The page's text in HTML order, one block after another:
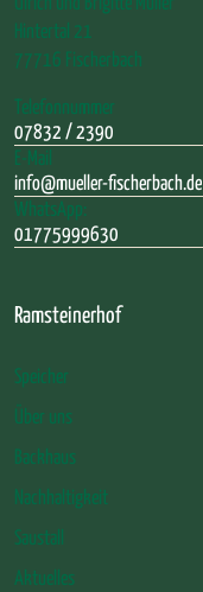
Ulrich und Brigitte Müller
Hintertal 21
77716 Fischerbach
Telefonnummer
07832 / 2390
E-Mail
info@mueller-fischerbach.de
WhatsApp:
01775999630
Ramsteinerhof
Speicher
Über uns
Backhaus
Nachhaltigkeit
Saustall
Aktuelles